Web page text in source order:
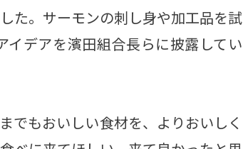
た。サーモンの刺し身や加工品を試
デアを濱田組合長らに披露してい
でもおいしい食材を、よりおいしく